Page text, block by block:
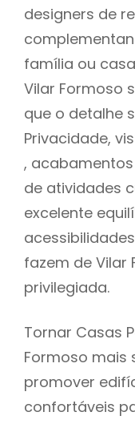
designers de
família ou
Vilar Formoso
que o detalhe
Privacidade,
,
de atividades
excelente
fazem de Vilar
privilegiada.
Tornar Casas
Formoso mais
promover
confortáveis